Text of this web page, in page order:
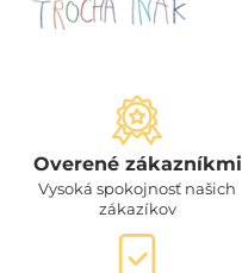
Overené zákazníkmi
Vysoká spokojnosť našich
zákazíkov